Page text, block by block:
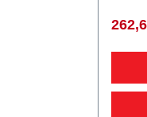
12611
PKW